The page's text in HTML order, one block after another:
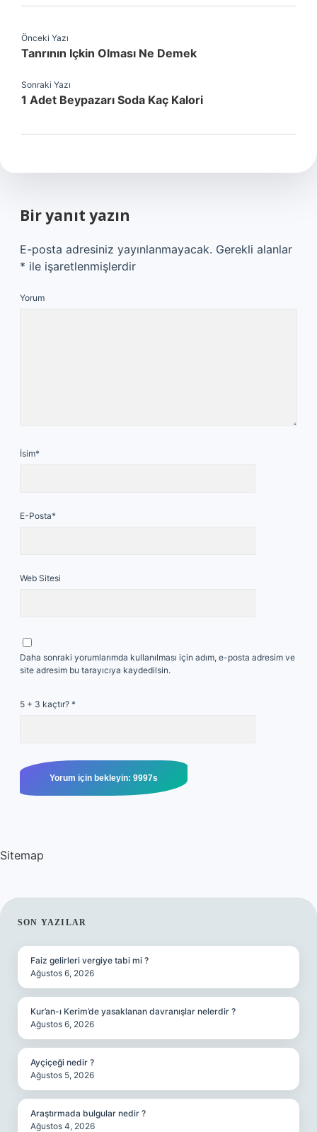
Önceki Yazı
Tanrının Içkin Olması Ne Demek
Sonraki Yazı
1 Adet Beypazarı Soda Kaç Kalori
Bir yanıt yazın
E-posta adresiniz yayınlanmayacak. Gerekli alanlar
* ile işaretlenmişlerdir
Yorum
İsim*
E-Posta*
Web Sitesi
Daha sonraki yorumlarımda kullanılması için adım, e-posta adresim ve
site adresim bu tarayıcıya kaydedilsin.
5 + 3 kaçtır? *
Sitemap
SIDEBAR
SON YAZILAR
Faiz gelirleri vergiye tabi mi ?
Ağustos 6, 2026
Kur’an-ı Kerim’de yasaklanan davranışlar nelerdir ?
Ağustos 6, 2026
Ayçiçeği nedir ?
Ağustos 5, 2026
Araştırmada bulgular nedir ?
Ağustos 4, 2026